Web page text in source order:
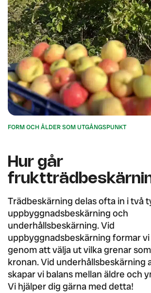
FORM OCH ÅLDER SOM UTGÅNGSPUNKT
Hur går
Trädbeskärning delas ofta in i två
uppbyggnadsbeskärning och
underhållsbeskärning. Vid
uppbyggnadsbeskärning formar
genom att välja ut vilka grenar
kronan. Vid underhållsbeskärning
skapar vi balans mellan äldre och
Vi hjälper dig gärna med detta!